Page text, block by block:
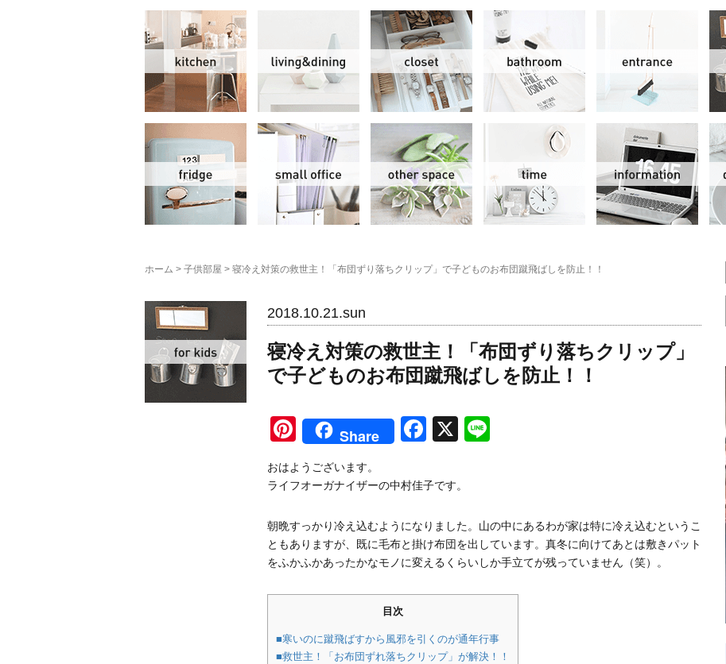
リビング＆ダイニング クローゼット 玄関
冷蔵庫 スモールオフィス
ホーム > 子供部屋 > 寝冷え対策の救世主！「布団ずり落ちクリップ」で子どものお布団蹴飛ばしを防止！！
子供部屋
2018.10.21.sun
寝冷え対策の救世主！「布団ずり落ちクリップ」
で子どものお布団蹴飛ばしを防止！！
Pinterest
Share Facebook
X
おはようございます。
ライフオーガナイザーの中村佳子です。
朝晩すっかり冷え込むようになりました。山の中にあるわが家は特に冷え込むというこ
ともありますが、既に毛布と掛け布団を出しています。真冬に向けてあとは敷きパット
をふかふかあったかなモノに変えるくらいしか手立てが残っていません（笑）。
目次
■寒いのに蹴飛ばすから風邪を引くのが通年行事
■救世主！「お布団ずれ落ちクリップ」が解決！！